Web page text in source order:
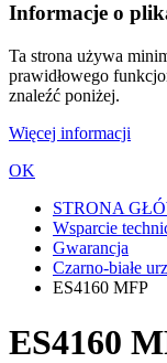
Informacje o
Ta strona używa
prawidłowego
znaleźć poniżej.
Więcej informacji
OK
STRONA
Wsparcie
Gwarancja
Czarno-białe
ES4160 MFP
ES4160